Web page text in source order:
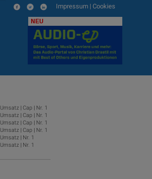
Impressum | Cookies
NEU
Umsatz |Cap | Nr. 1
Umsatz |Cap | Nr. 1
Umsatz |Cap | Nr. 1
Umsatz |Cap | Nr. 1
Umsatz | Nr. 1
Umsatz | Nr. 1